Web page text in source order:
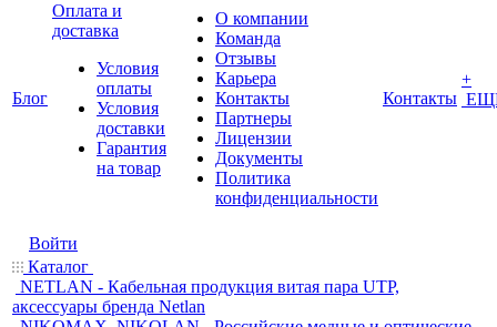
Блог
Оплата и
доставка
Условия
оплаты
Условия
доставки
Гарантия
на товар
О компании
Команда
Отзывы
Карьера
Контакты
Партнеры
Лицензии
Документы
Политика
конфиденциальности
Контакты
+
Войти
Каталог
NETLAN - Кабельная продукция витая пара UTP,
аксессуары бренда Netlan